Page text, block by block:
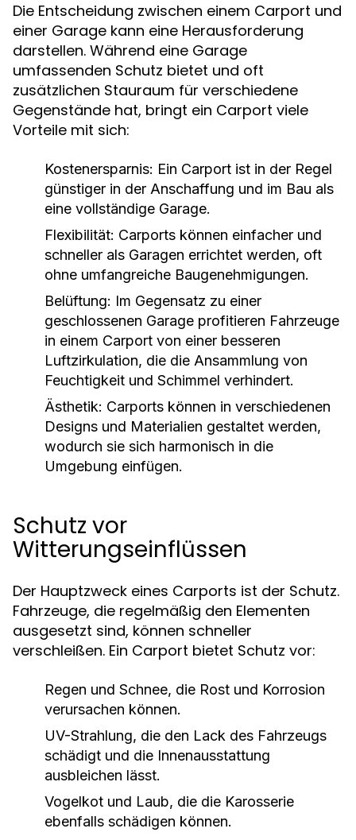
Die Entscheidung zwischen einem Carport und
einer Garage kann eine Herausforderung
darstellen. Während eine Garage
umfassenden Schutz bietet und oft
zusätzlichen Stauraum für verschiedene
Gegenstände hat, bringt ein Carport viele
Vorteile mit sich:
Kostenersparnis: Ein Carport ist in der Regel
günstiger in der Anschaffung und im Bau als
eine vollständige Garage.
Flexibilität: Carports können einfacher und
schneller als Garagen errichtet werden, oft
ohne umfangreiche Baugenehmigungen.
Belüftung: Im Gegensatz zu einer
geschlossenen Garage profitieren Fahrzeuge
in einem Carport von einer besseren
Luftzirkulation, die die Ansammlung von
Feuchtigkeit und Schimmel verhindert.
Ästhetik: Carports können in verschiedenen
Designs und Materialien gestaltet werden,
wodurch sie sich harmonisch in die
Umgebung einfügen.
Schutz vor
Witterungseinflüssen
Der Hauptzweck eines Carports ist der Schutz.
Fahrzeuge, die regelmäßig den Elementen
ausgesetzt sind, können schneller
verschleißen. Ein Carport bietet Schutz vor:
Regen und Schnee, die Rost und Korrosion
verursachen können.
UV-Strahlung, die den Lack des Fahrzeugs
schädigt und die Innenausstattung
ausbleichen lässt.
Vogelkot und Laub, die die Karosserie
ebenfalls schädigen können.